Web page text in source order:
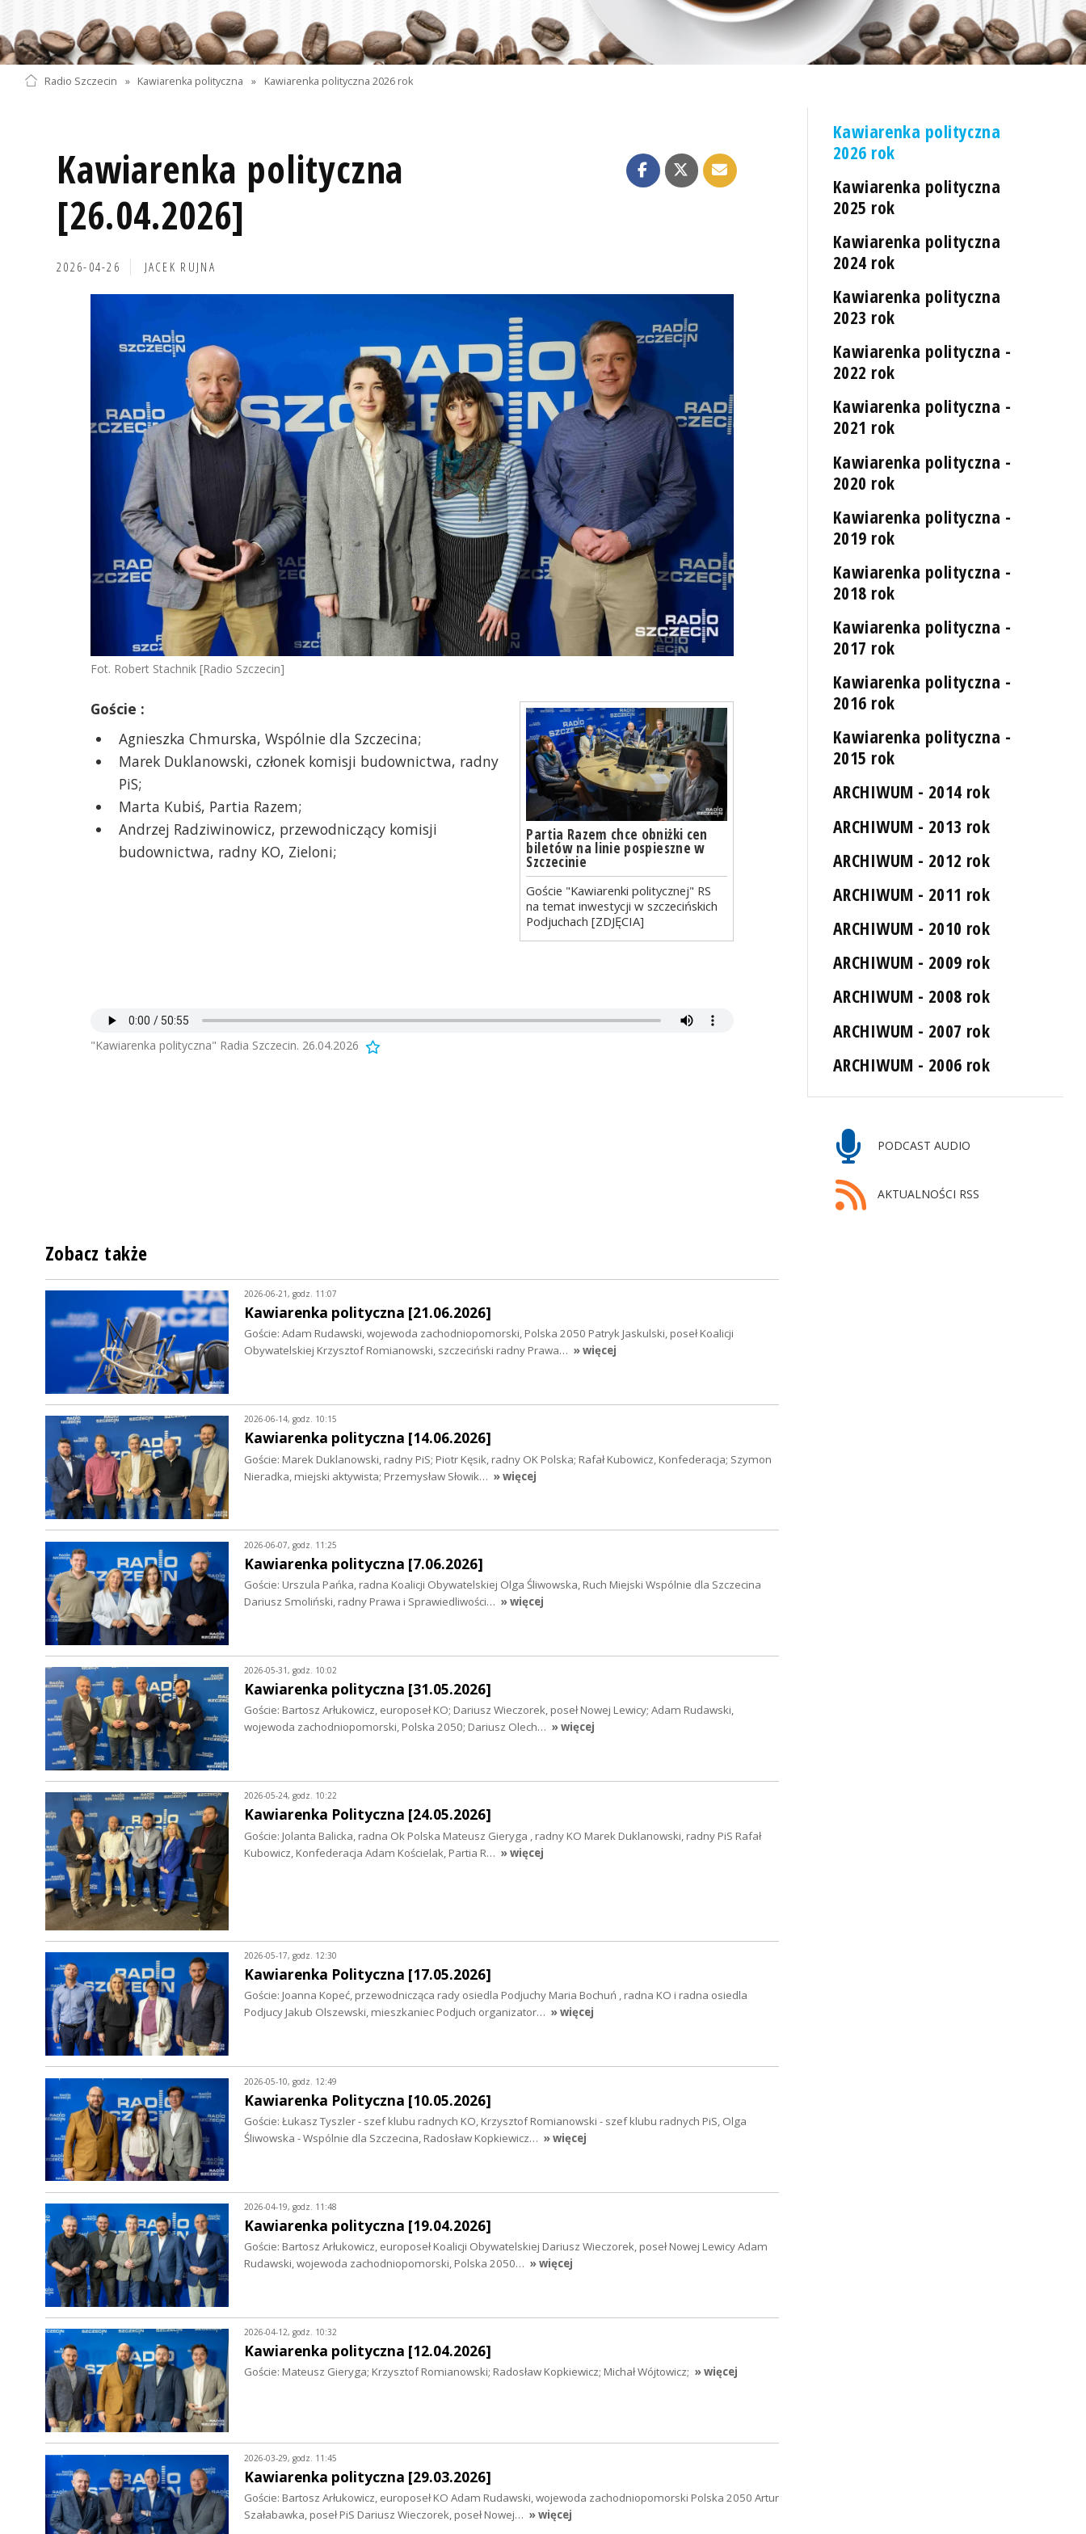
Radio Szczecin » Kawiarenka polityczna » Kawiarenka polityczna 2026 rok
Kawiarenka polityczna
[26.04.2026]
2026-04-26 JACEK RUJNA
Fot. Robert Stachnik [Radio Szczecin]
Partia Razem chce obniżki cen
biletów na linie pospieszne w
Szczecinie
Goście "Kawiarenki politycznej" RS
na temat inwestycji w szczecińskich
Podjuchach [ZDJĘCIA]
Goście :
Agnieszka Chmurska, Wspólnie dla Szczecina;
Marek Duklanowski, członek komisji budownictwa, radny
PiS;
Marta Kubiś, Partia Razem;
Andrzej Radziwinowicz, przewodniczący komisji
budownictwa, radny KO, Zieloni;
"Kawiarenka polityczna" Radia Szczecin. 26.04.2026
Kawiarenka polityczna
2026 rok
Kawiarenka polityczna
2025 rok
Kawiarenka polityczna
2024 rok
Kawiarenka polityczna
2023 rok
Kawiarenka polityczna -
2022 rok
Kawiarenka polityczna -
2021 rok
Kawiarenka polityczna -
2020 rok
Kawiarenka polityczna -
2019 rok
Kawiarenka polityczna -
2018 rok
Kawiarenka polityczna -
2017 rok
Kawiarenka polityczna -
2016 rok
Kawiarenka polityczna -
2015 rok
ARCHIWUM - 2014 rok
ARCHIWUM - 2013 rok
ARCHIWUM - 2012 rok
ARCHIWUM - 2011 rok
ARCHIWUM - 2010 rok
ARCHIWUM - 2009 rok
ARCHIWUM - 2008 rok
ARCHIWUM - 2007 rok
ARCHIWUM - 2006 rok
PODCAST AUDIO
AKTUALNOŚCI RSS
Zobacz także
2026-06-21, godz. 11:07
Kawiarenka polityczna [21.06.2026]
Goście: Adam Rudawski, wojewoda zachodniopomorski, Polska 2050 Patryk Jaskulski, poseł Koalicji
Obywatelskiej Krzysztof Romianowski, szczeciński radny Prawa… » więcej
2026-06-14, godz. 10:15
Kawiarenka polityczna [14.06.2026]
Goście: Marek Duklanowski, radny PiS; Piotr Kęsik, radny OK Polska; Rafał Kubowicz, Konfederacja; Szymon
Nieradka, miejski aktywista; Przemysław Słowik… » więcej
2026-06-07, godz. 11:25
Kawiarenka polityczna [7.06.2026]
Goście: Urszula Pańka, radna Koalicji Obywatelskiej Olga Śliwowska, Ruch Miejski Wspólnie dla Szczecina
Dariusz Smoliński, radny Prawa i Sprawiedliwości… » więcej
2026-05-31, godz. 10:02
Kawiarenka polityczna [31.05.2026]
Goście: Bartosz Arłukowicz, europoseł KO; Dariusz Wieczorek, poseł Nowej Lewicy; Adam Rudawski,
wojewoda zachodniopomorski, Polska 2050; Dariusz Olech… » więcej
2026-05-24, godz. 10:22
Kawiarenka Polityczna [24.05.2026]
Goście: Jolanta Balicka, radna Ok Polska Mateusz Gieryga , radny KO Marek Duklanowski, radny PiS Rafał
Kubowicz, Konfederacja Adam Kościelak, Partia R… » więcej
2026-05-17, godz. 12:30
Kawiarenka Polityczna [17.05.2026]
Goście: Joanna Kopeć, przewodnicząca rady osiedla Podjuchy Maria Bochuń , radna KO i radna osiedla
Podjucy Jakub Olszewski, mieszkaniec Podjuch organizator… » więcej
2026-05-10, godz. 12:49
Kawiarenka Polityczna [10.05.2026]
Goście: Łukasz Tyszler - szef klubu radnych KO, Krzysztof Romianowski - szef klubu radnych PiS, Olga
Śliwowska - Wspólnie dla Szczecina, Radosław Kopkiewicz… » więcej
2026-04-19, godz. 11:48
Kawiarenka polityczna [19.04.2026]
Goście: Bartosz Arłukowicz, europoseł Koalicji Obywatelskiej Dariusz Wieczorek, poseł Nowej Lewicy Adam
Rudawski, wojewoda zachodniopomorski, Polska 2050… » więcej
2026-04-12, godz. 10:32
Kawiarenka polityczna [12.04.2026]
Goście: Mateusz Gieryga; Krzysztof Romianowski; Radosław Kopkiewicz; Michał Wójtowicz; » więcej
2026-03-29, godz. 11:45
Kawiarenka polityczna [29.03.2026]
Goście: Bartosz Arłukowicz, europoseł KO Adam Rudawski, wojewoda zachodniopomorski Polska 2050 Artur
Szałabawka, poseł PiS Dariusz Wieczorek, poseł Nowej… » więcej